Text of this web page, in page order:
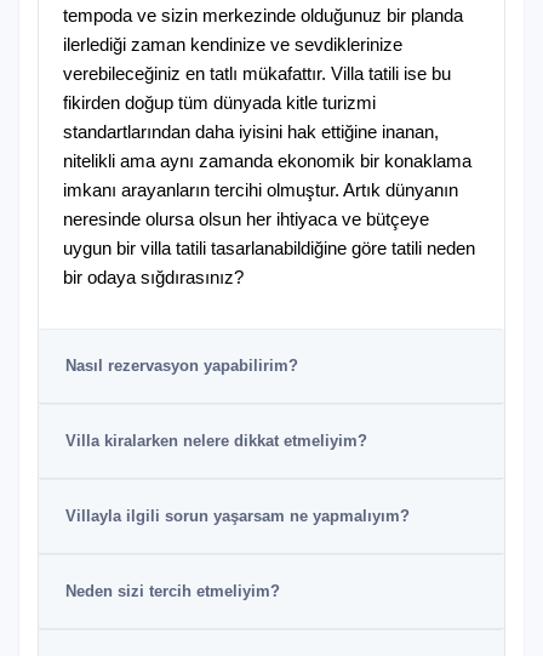
tempoda ve sizin merkezinde olduğunuz bir planda
ilerlediği zaman kendinize ve sevdiklerinize
verebileceğiniz en tatlı mükafattır. Villa tatili ise bu
fikirden doğup tüm dünyada kitle turizmi
standartlarından daha iyisini hak ettiğine inanan,
nitelikli ama aynı zamanda ekonomik bir konaklama
imkanı arayanların tercihi olmuştur. Artık dünyanın
neresinde olursa olsun her ihtiyaca ve bütçeye
uygun bir villa tatili tasarlanabildiğine göre tatili neden
bir odaya sığdırasınız?
Nasıl rezervasyon yapabilirim?
Villa kiralarken nelere dikkat etmeliyim?
Villayla ilgili sorun yaşarsam ne yapmalıyım?
Neden sizi tercih etmeliyim?